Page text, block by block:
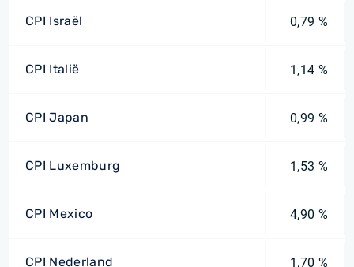
CPI Israël 0,79 %
CPI Italië 1,14 %
CPI Japan 0,99 %
CPI Luxemburg 1,53 %
CPI Mexico 4,90 %
CPI Nederland 1,70 %